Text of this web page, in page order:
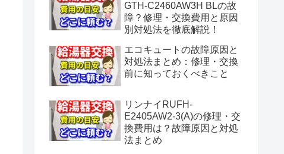
GTH-C2460AW3H BLの故
障？修理・交換費用と原因
別対処法を徹底解説！
エコキュートの故障原因と
対処法まとめ：修理・交換
前に知っておくべきこと
リンナイRUFH-
E2405AW2-3(A)の修理・交
換費用は？故障原因と対処
法まとめ